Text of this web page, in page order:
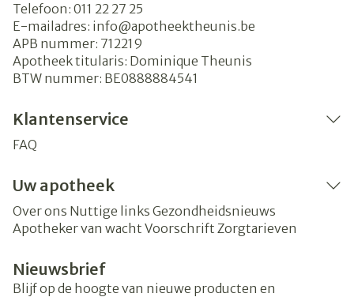
Telefoon: 011 22 27 25
E-mailadres: info@apotheektheunis.be
APB nummer: 712219
Apotheek titularis: Dominique Theunis
BTW nummer: BE0888884541
Klantenservice
FAQ
Uw apotheek
Over ons Nuttige links Gezondheidsnieuws
Apotheker van wacht Voorschrift Zorgtarieven
Nieuwsbrief
Blijf op de hoogte van nieuwe producten en